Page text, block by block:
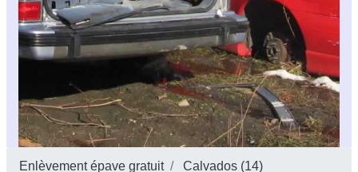
Enlèvement épave gratuit
Calvados (14)